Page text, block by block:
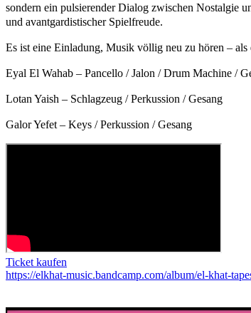
sondern ein pulsierender Dialog zwischen Nostalgie
und avantgardistischer Spielfreude.
Es ist eine Einladung, Musik völlig neu zu hören –
Eyal El Wahab – Pancello / Jalon / Drum Machine /
Lotan Yaish – Schlagzeug / Perkussion / Gesang
Galor Yefet – Keys / Perkussion / Gesang
Ticket kaufen
https://elkhat-music.bandcamp.com/album/el-khat-